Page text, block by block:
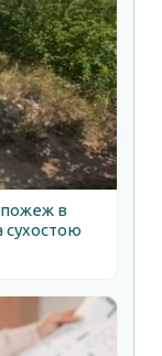
пожеж в
сухостою